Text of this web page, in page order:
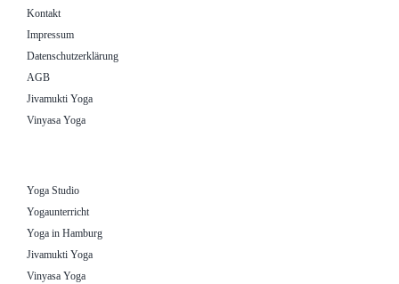
Kontakt
Impressum
Datenschutzerklärung
AGB
Jivamukti Yoga
Vinyasa Yoga
Yoga Studio
Yogaunterricht
Yoga in Hamburg
Jivamukti Yoga
Vinyasa Yoga